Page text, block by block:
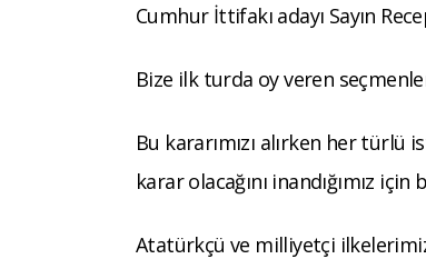
Cumhur İttifakı adayı Sayın
Bize ilk turda oy veren
Bu kararımızı alırken her türlü
karar olacağını inandığımız
Atatürkçü ve milliyetçi